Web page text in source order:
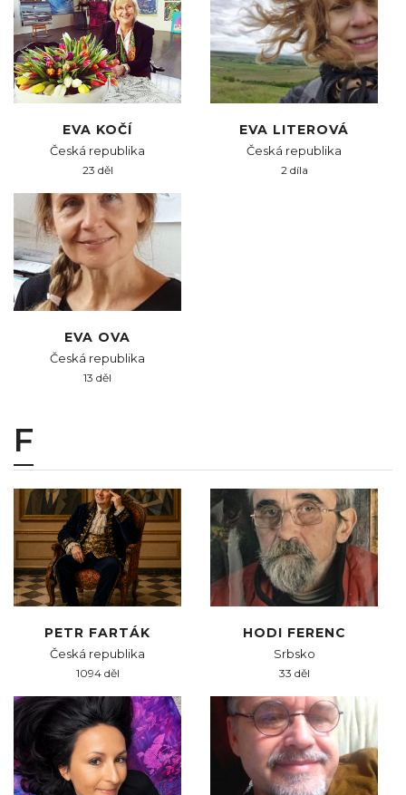
EVA KOČÍ
Česká republika
23 děl
EVA LITEROVÁ
Česká republika
2 díla
EVA OVA
Česká republika
13 děl
F
PETR FARTÁK
Česká republika
1094 děl
HODI FERENC
Srbsko
33 děl